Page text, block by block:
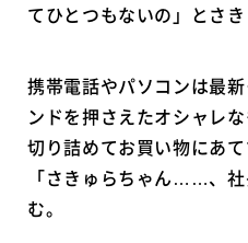
てひとつもないの」とさき
携帯電話やパソコンは最
ンドを押さえたオシャレ
切り詰めてお買い物にあて
「さきゅらちゃん……、
む。